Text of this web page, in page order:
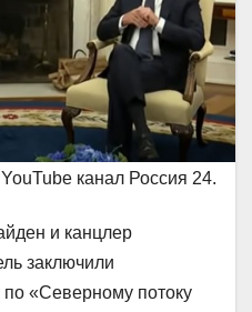
канал Россия 24.
и канцлер
заключили
по «Северному потоку